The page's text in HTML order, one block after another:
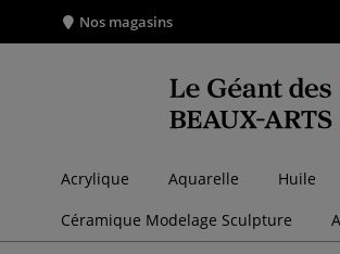
Nos magasins
Acrylique Aquarelle Huile
Céramique Modelage Sculpture